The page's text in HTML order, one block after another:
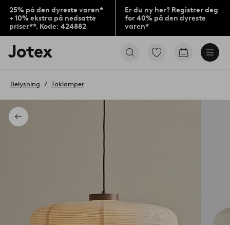
25% på den dyreste varen*
+ 10% ekstra på nedsatte
priser**. Kode: 424882
Er du ny her? Registrer deg
for 40% på den dyreste
varen*
Jotex’
logo
til
Gå
Gå
Tilbake
Belysning Taklamper